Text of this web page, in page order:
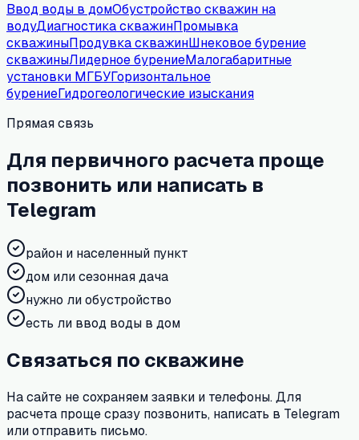
Ввод воды в домОбустройство скважин на
водуДиагностика скважинПромывка
скважиныПродувка скважинШнековое бурение
скважиныЛидерное бурениеМалогабаритные
установки МГБУГоризонтальное
бурениеГидрогеологические изыскания
Прямая связь
Для первичного расчета проще
позвонить или написать в
Telegram
район и населенный пункт
дом или сезонная дача
нужно ли обустройство
есть ли ввод воды в дом
Связаться по скважине
На сайте не сохраняем заявки и телефоны. Для
расчета проще сразу позвонить, написать в Telegram
или отправить письмо.